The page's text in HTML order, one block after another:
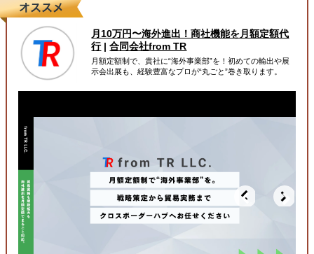
月10万円〜海外進出！商社機能を月額定額代
行|合同会社from TR
月額定額制で、貴社に“海外事業部”を！初めての輸出や展
示会出展も、経験豊富なプロが“丸ごと”巻き取ります。